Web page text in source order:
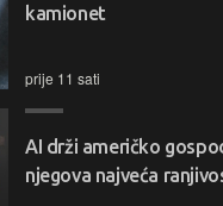
kamionet
prije 11 sati
AI drži američko
njegova najveća